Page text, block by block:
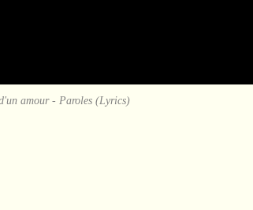
amour - Paroles (Lyrics)